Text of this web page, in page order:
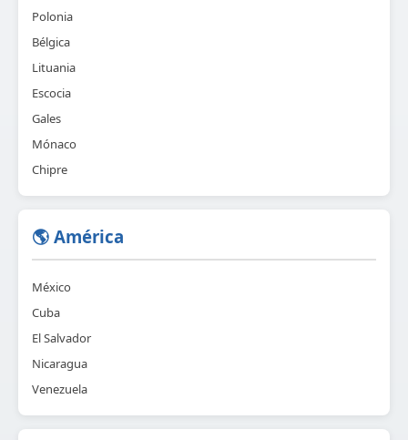
Polonia
Bélgica
Lituania
Escocia
Gales
Mónaco
Chipre
🌎 América
México
Cuba
El Salvador
Nicaragua
Venezuela